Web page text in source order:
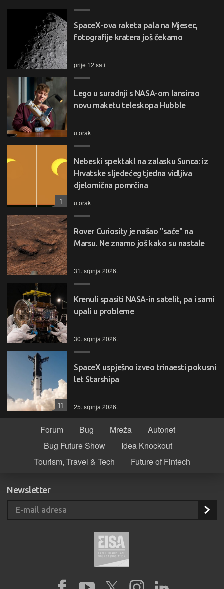
SpaceX-ova raketa pala na Mjesec,
fotografije kratera još čekamo
prije 12 sati
Lego u suradnji s NASA-om lansirao
novu maketu teleskopa Hubble
utorak
Nebeski spektakl na zalasku Sunca: iz
Hrvatske sljedećeg tjedna vidljiva
djelomična pomrčina
utorak
1
Rover Curiosity je našao "saće" na
Marsu. Ne znamo još kako su nastale
31. srpnja 2026.
Krenuli spasiti NASA-in satelit, pa i sami
upali u probleme
30. srpnja 2026.
SpaceX uspješno izveo trinaesti pokusni
let Starshipa
25. srpnja 2026.
11
Forum Bug Mreža
Autonet
Bug Future Show
Idea Knockout
Tourism, Travel & Tech
Future of Fintech
Newsletter